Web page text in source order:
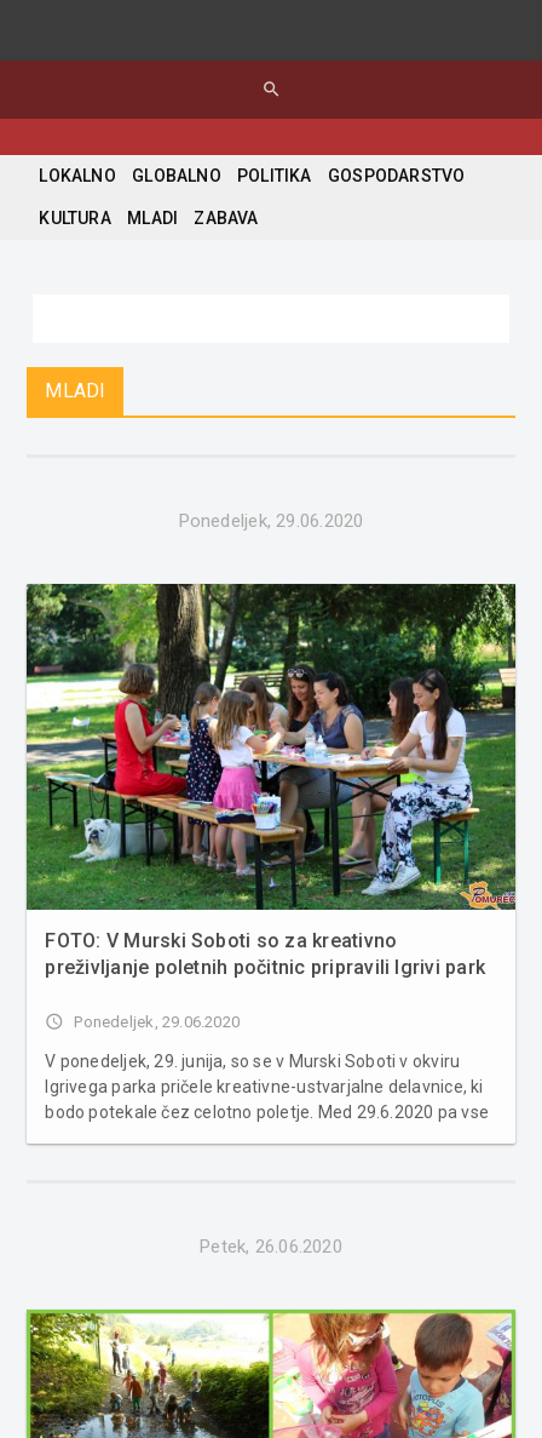
search
LOKALNO GLOBALNO POLITIKA GOSPODARSTVO
KULTURA MLADI ZABAVA
MLADI
Ponedeljek, 29.06.2020
FOTO: V Murski Soboti so za kreativno
preživljanje poletnih počitnic pripravili Igrivi park
access_time Ponedeljek, 29.06.2020
V ponedeljek, 29. junija, so se v Murski Soboti v okviru
Igrivega parka pričele kreativne-ustvarjalne delavnice, ki
bodo potekale čez celotno poletje. Med 29.6.2020 pa vse
Petek, 26.06.2020